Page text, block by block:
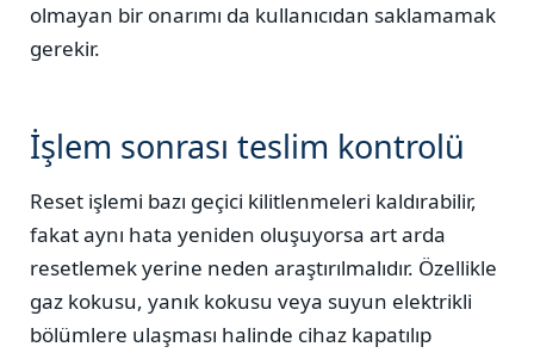
olmayan bir onarımı da kullanıcıdan saklamamak
gerekir.
İşlem sonrası teslim kontrolü
Reset işlemi bazı geçici kilitlenmeleri kaldırabilir,
fakat aynı hata yeniden oluşuyorsa art arda
resetlemek yerine neden araştırılmalıdır. Özellikle
gaz kokusu, yanık kokusu veya suyun elektrikli
bölümlere ulaşması halinde cihaz kapatılıp